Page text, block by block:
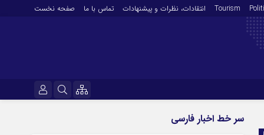
Tourism انتقادات‌، نظرات و پیشنهادات تماس با ما صفحه نخست
سر خط اخبار فارسی